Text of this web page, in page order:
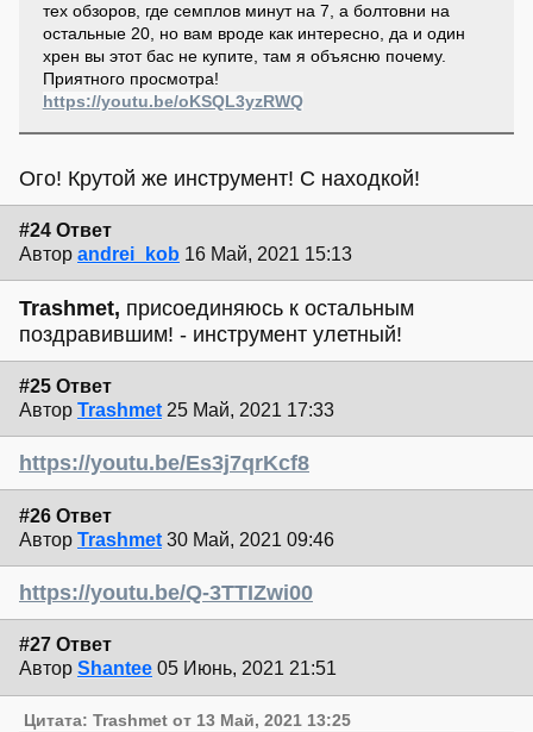
тех обзоров, где семплов минут на 7, а болтовни на
остальные 20, но вам вроде как интересно, да и один
хрен вы этот бас не купите, там я объясню почему.
Приятного просмотра!
https://youtu.be/oKSQL3yzRWQ
Ого! Крутой же инструмент! С находкой!
#24 Ответ
Автор andrei_kob 16 Май, 2021 15:13
Trashmet, присоединяюсь к остальным
поздравившим! - инструмент улетный!
#25 Ответ
Автор Trashmet 25 Май, 2021 17:33
https://youtu.be/Es3j7qrKcf8
#26 Ответ
Автор Trashmet 30 Май, 2021 09:46
https://youtu.be/Q-3TTIZwi00
#27 Ответ
Автор Shantee 05 Июнь, 2021 21:51
Цитата: Trashmet от 13 Май, 2021 13:25